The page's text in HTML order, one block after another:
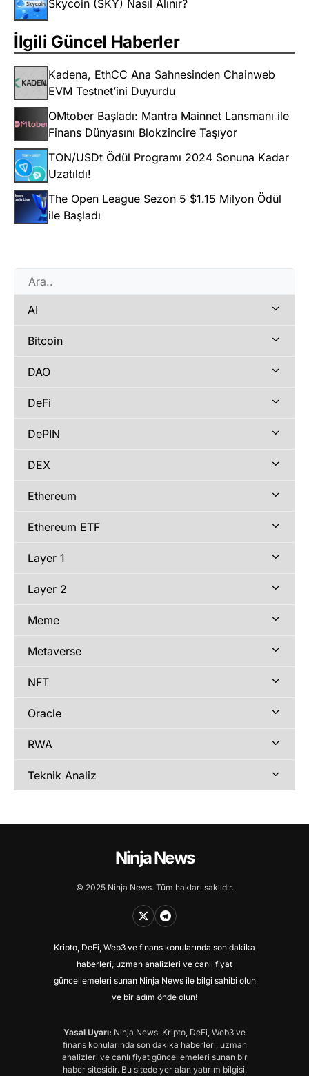
Skycoin (SKY) Nasıl Alınır?
İlgili Güncel Haberler
Kadena, EthCC Ana Sahnesinden Chainweb
EVM Testnet’ini Duyurdu
OMtober Başladı: Mantra Mainnet Lansmanı ile
Finans Dünyasını Blokzincire Taşıyor
TON/USDt Ödül Programı 2024 Sonuna Kadar
Uzatıldı!
The Open League Sezon 5 $1.15 Milyon Ödül
ile Başladı
AI
Bitcoin
DAO
DeFi
DePIN
DEX
Ethereum
Ethereum ETF
Layer 1
Layer 2
Meme
Metaverse
NFT
Oracle
RWA
Teknik Analiz
Ninja News
© 2025 Ninja News. Tüm hakları saklıdır.
Kripto, DeFi, Web3 ve finans konularında son dakika
haberleri, uzman analizleri ve canlı fiyat
güncellemeleri sunan Ninja News ile bilgi sahibi olun
ve bir adım önde olun!
Yasal Uyarı: Ninja News, Kripto, DeFi, Web3 ve
finans konularında son dakika haberleri, uzman
analizleri ve canlı fiyat güncellemeleri sunan bir
haber sitesidir. Bu sitede yer alan yatırım bilgisi,